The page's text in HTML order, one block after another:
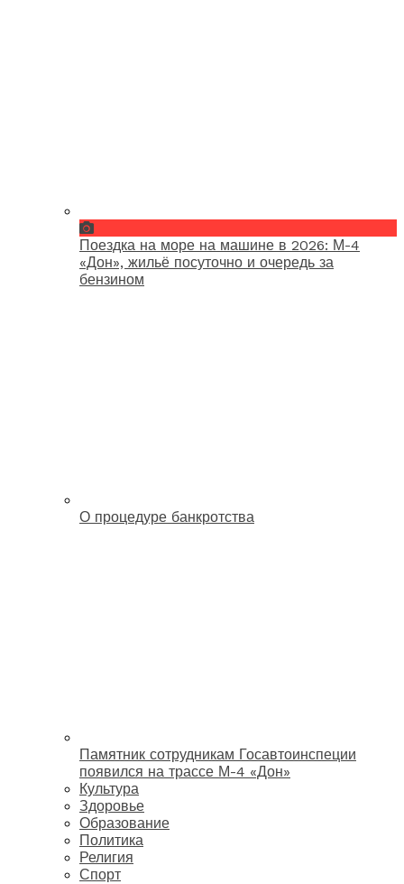
Поездка на море на машине в 2026: М-4
«Дон», жильё посуточно и очередь за
бензином
О процедуре банкротства
Памятник сотрудникам Госавтоинспеции
появился на трассе М-4 «Дон»
Культура
Здоровье
Образование
Политика
Религия
Спорт